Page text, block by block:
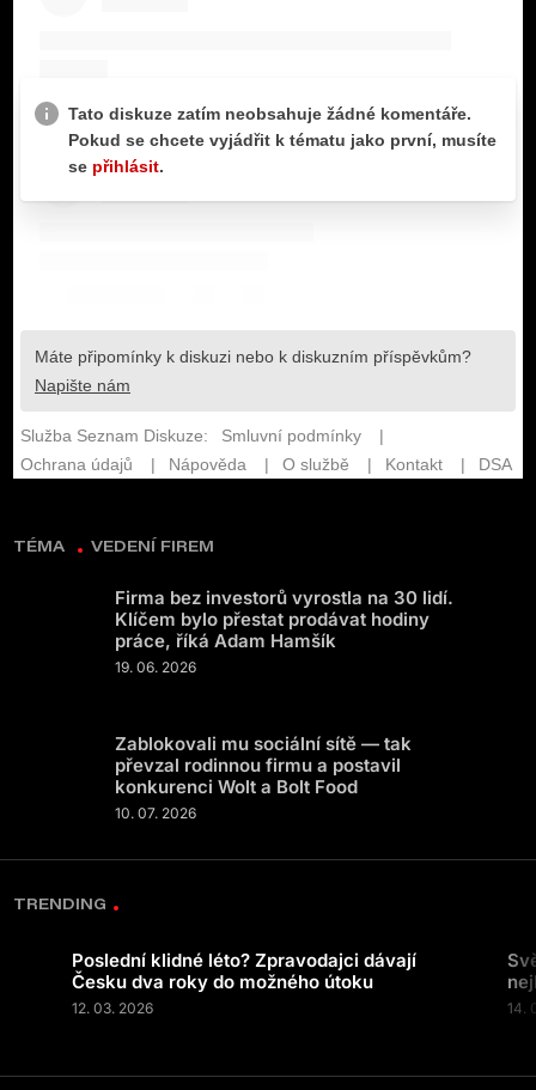
TÉMA VEDENÍ FIREM
Firma bez investorů vyrostla na 30 lidí.
Klíčem bylo přestat prodávat hodiny
práce, říká Adam Hamšík
19. 06. 2026
Zablokovali mu sociální sítě — tak
převzal rodinnou firmu a postavil
konkurenci Wolt a Bolt Food
10. 07. 2026
TRENDING
Poslední klidné léto? Zpravodajci dávají
Česku dva roky do možného útoku
12. 03. 2026 14.